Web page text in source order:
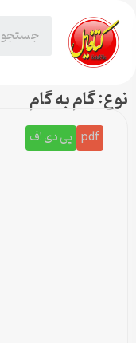
نوع: گام به گام
pdf پی دی اف